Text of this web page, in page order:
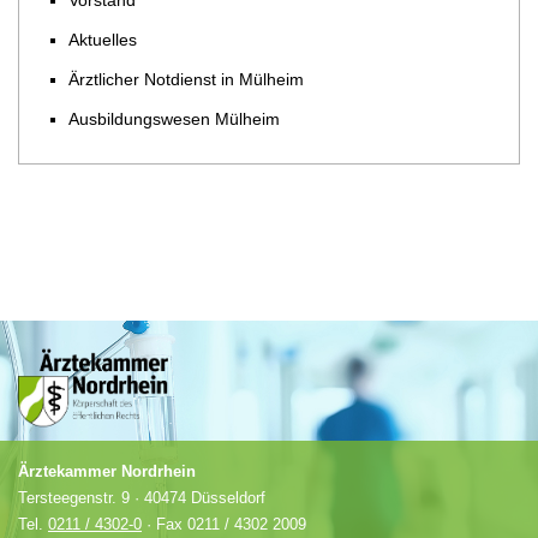
Aktuelles
Ärztlicher Notdienst in Mülheim
Ausbildungswesen Mülheim
Ärztekammer Nordrhein
Tersteegenstr. 9 · 40474 Düsseldorf
Tel. 0211 / 4302-0 · Fax 0211 / 4302 2009